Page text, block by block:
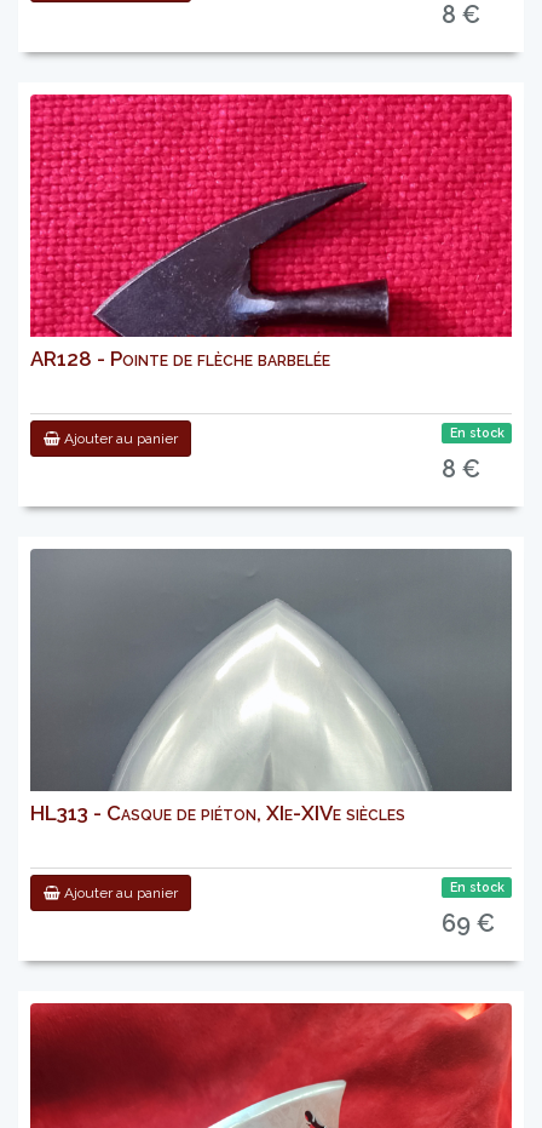
8 €
AR128 - Pointe de flèche barbelée
Ajouter au panier En stock
8 €
HL313 - Casque de piéton, XIe-XIVe siècles
Ajouter au panier En stock
69 €